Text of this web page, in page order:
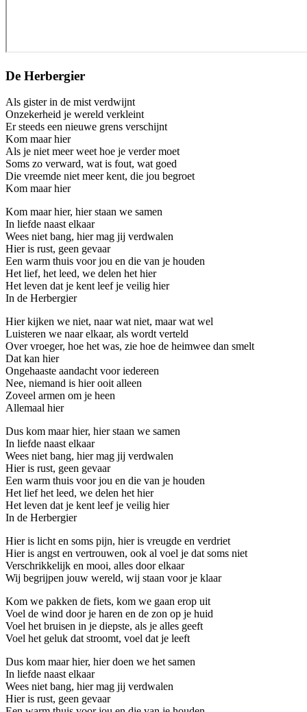
De Herbergier
Als gister in de mist verdwijnt
Onzekerheid je wereld verkleint
Er steeds een nieuwe grens verschijnt
Kom maar hier
Als je niet meer weet hoe je verder moet
Soms zo verward, wat is fout, wat goed
Die vreemde niet meer kent, die jou begroet
Kom maar hier
Kom maar hier, hier staan we samen
In liefde naast elkaar
Wees niet bang, hier mag jij verdwalen
Hier is rust, geen gevaar
Een warm thuis voor jou en die van je houden
Het lief, het leed, we delen het hier
Het leven dat je kent leef je veilig hier
In de Herbergier
Hier kijken we niet, naar wat niet, maar wat wel
Luisteren we naar elkaar, als wordt verteld
Over vroeger, hoe het was, zie hoe de heimwee dan smelt
Dat kan hier
Ongehaaste aandacht voor iedereen
Nee, niemand is hier ooit alleen
Zoveel armen om je heen
Allemaal hier
Dus kom maar hier, hier staan we samen
In liefde naast elkaar
Wees niet bang, hier mag jij verdwalen
Hier is rust, geen gevaar
Een warm thuis voor jou en die van je houden
Het lief het leed, we delen het hier
Het leven dat je kent leef je veilig hier
In de Herbergier
Hier is licht en soms pijn, hier is vreugde en verdriet
Hier is angst en vertrouwen, ook al voel je dat soms niet
Verschrikkelijk en mooi, alles door elkaar
Wij begrijpen jouw wereld, wij staan voor je klaar
Kom we pakken de fiets, kom we gaan erop uit
Voel de wind door je haren en de zon op je huid
Voel het bruisen in je diepste, als je alles geeft
Voel het geluk dat stroomt, voel dat je leeft
Dus kom maar hier, hier doen we het samen
In liefde naast elkaar
Wees niet bang, hier mag jij verdwalen
Hier is rust, geen gevaar